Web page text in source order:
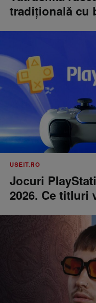
tradițională cu
USEIT.RO
Jocuri
2026. Ce